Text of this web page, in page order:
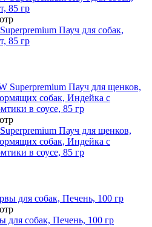
Пауч для собак,
85 гр
Пауч для щенков,
собак, Индейка с
в соусе, 85 гр
для собак, Печень, 100 гр